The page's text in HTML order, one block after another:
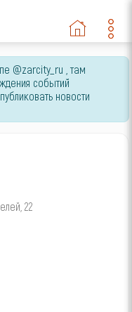
@zarcity_ru , там
событий
новости
22